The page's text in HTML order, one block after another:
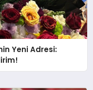
Yeni Adresi: